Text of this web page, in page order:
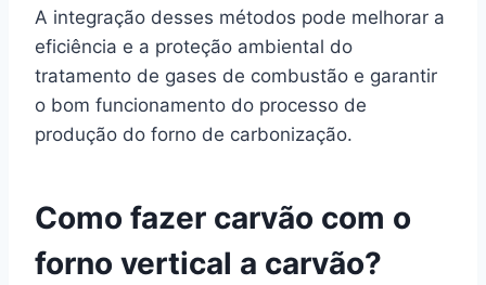
A integração desses métodos pode melhorar a
eficiência e a proteção ambiental do
tratamento de gases de combustão e garantir
o bom funcionamento do processo de
produção do forno de carbonização.
Como fazer carvão com o
forno vertical a carvão?